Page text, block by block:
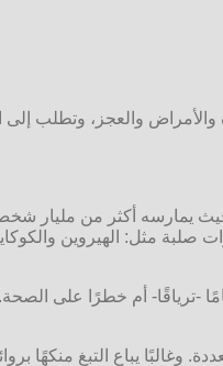
والأمراض والعجز، وتطلب
حيث يمارسه أكثر من
صلبة مثل: الهيروين
-ترياقًا- أم خطرًا على
وغالبًا يباع التبغ منكهًا